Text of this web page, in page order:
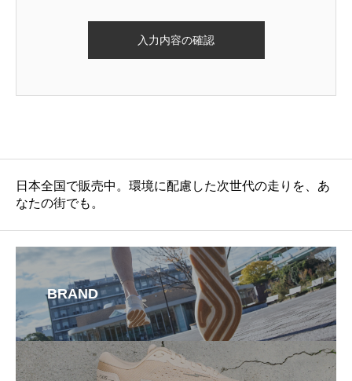
日本全国で販売中。環境に配慮した次世代の走りを、あ
なたの街でも。
BRAND